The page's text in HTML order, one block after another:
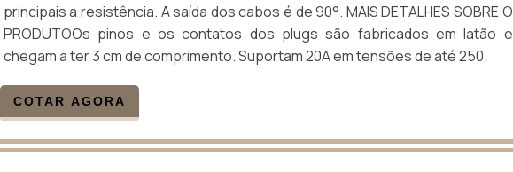
principais a resistência. A saída dos cabos é de 90°. MAIS DETALHES SOBRE O
PRODUTOOs pinos e os contatos dos plugs são fabricados em latão e
chegam a ter 3 cm de comprimento. Suportam 20A em tensões de até 250.
COTAR AGORA